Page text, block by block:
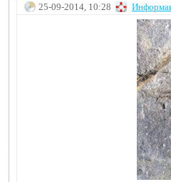
25-09-2014, 10:28